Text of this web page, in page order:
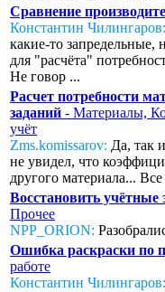
Сравнение
Константин Чилингаров:
какие-то запредельные,
для "расчёта"
Не говор ...
Расчет потребности
заданий - Материалы,
учёт
Zms.komissarov: Да, так
не увидел, что
другого материала...
Восстановить учётные
Прочее
NPP_ORION:
Ошибка раскраски по
работе
Константин Чилингаров: